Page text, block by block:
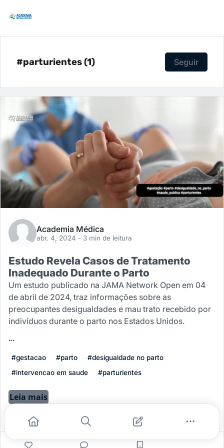
#parturientes (1) Seguir
Academia Médica
abr. 4, 2024 - 3 min de leitura
Estudo Revela Casos de Tratamento
Inadequado Durante o Parto
Um estudo publicado na JAMA Network Open em 04
de abril de 2024, traz informações sobre as
preocupantes desigualdades e mau trato recebido por
indivíduos durante o parto nos Estados Unidos.
...
#gestacao #parto
#desigualdade no parto
#intervencao em saude
#parturientes
Leia mais